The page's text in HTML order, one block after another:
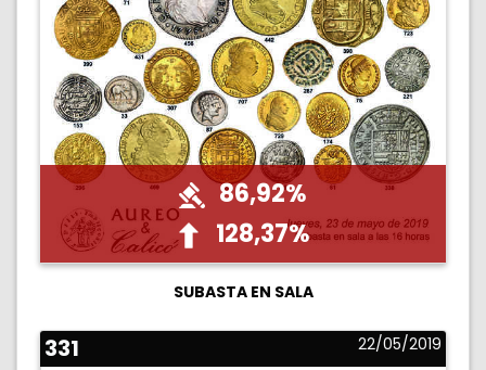
86,92%
128,37%
SUBASTA EN SALA
331 22/05/2019